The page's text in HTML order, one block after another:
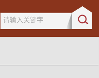
请输入关键字